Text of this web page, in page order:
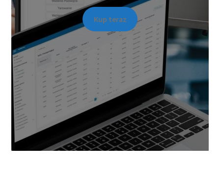
Kup teraz